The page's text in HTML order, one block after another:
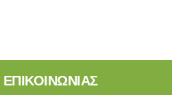
ΕΠΙΚΟΙΝΩΝΙΑΣ